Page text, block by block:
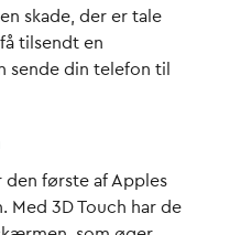
skade, der er tale
tilsendt en
sende din telefon til
den første af Apples
Med 3D Touch har de